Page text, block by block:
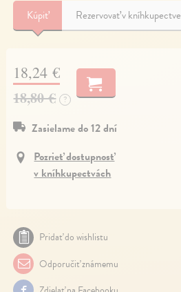
Kúpiť Rezervovať v kníhkupectve
18,24 €
18,80 €
?
Zasielame do 12 dní
Pozrieť dostupnosť
v kníhkupectvách
Pridať do wishlistu
Odporučiť známemu